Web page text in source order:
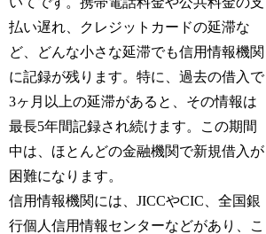
払い遅れ、クレジットカードの延滞な
ど、どんな小さな延滞でも信用情報機関
に記録が残ります。特に、過去の借入で
3ヶ月以上の延滞があると、その情報は
最長5年間記録され続けます。この期間
中は、ほとんどの金融機関で新規借入が
困難になります。
信用情報機関には、JICCやCIC、全国銀
行個人信用情報センターなどがあり、こ